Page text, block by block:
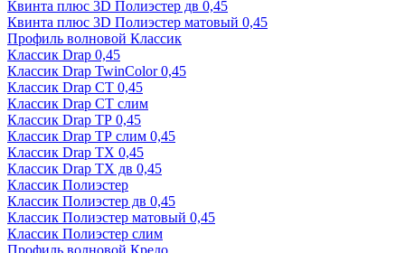
Квинта плюс 3D Полиэстер дв 0,45
Квинта плюс 3D Полиэстер матовый 0,45
Профиль волновой Классик
Классик Drap 0,45
Классик Drap TwinColor 0,45
Классик Drap СТ 0,45
Классик Drap СТ слим
Классик Drap ТР 0,45
Классик Drap ТР слим 0,45
Классик Drap ТХ 0,45
Классик Drap ТХ дв 0,45
Классик Полиэстер
Классик Полиэстер дв 0,45
Классик Полиэстер матовый 0,45
Классик Полиэстер слим
Профиль волновой Кредо